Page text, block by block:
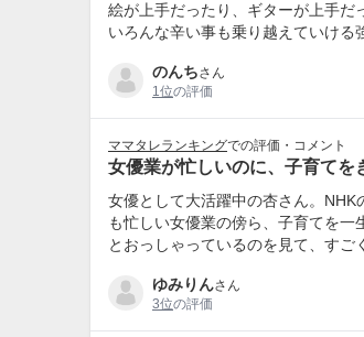
絵が上手だったり、ギターが上手だ
いろんな辛い事も乗り越えていける
のんちさん
1位の評価
ママタレランキングでの評価・コメント
女優業が忙しいのに、子育てを
女優として大活躍中の杏さん。
も忙しい女優業の傍ら、子育てを
とおっしゃっているのを見て、すご
ゆみりんさん
3位の評価